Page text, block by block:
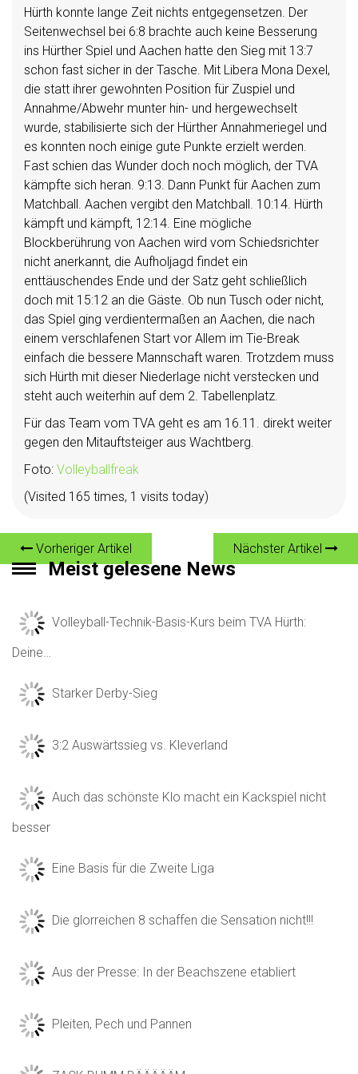
Hürth konnte lange Zeit nichts entgegensetzen. Der
Seitenwechsel bei 6:8 brachte auch keine Besserung
ins Hürther Spiel und Aachen hatte den Sieg mit 13:7
schon fast sicher in der Tasche. Mit Libera Mona Dexel,
die statt ihrer gewohnten Position für Zuspiel und
Annahme/Abwehr munter hin- und hergewechselt
wurde, stabilisierte sich der Hürther Annahmeriegel und
es konnten noch einige gute Punkte erzielt werden.
Fast schien das Wunder doch noch möglich, der TVA
kämpfte sich heran. 9:13. Dann Punkt für Aachen zum
Matchball. Aachen vergibt den Matchball. 10:14. Hürth
kämpft und kämpft, 12:14. Eine mögliche
Blockberührung von Aachen wird vom Schiedsrichter
nicht anerkannt, die Aufholjagd findet ein
enttäuschendes Ende und der Satz geht schließlich
doch mit 15:12 an die Gäste. Ob nun Tusch oder nicht,
das Spiel ging verdientermaßen an Aachen, die nach
einem verschlafenen Start vor Allem im Tie-Break
einfach die bessere Mannschaft waren. Trotzdem muss
sich Hürth mit dieser Niederlage nicht verstecken und
steht auch weiterhin auf dem 2. Tabellenplatz.
Für das Team vom TVA geht es am 16.11. direkt weiter
gegen den Mitauftsteiger aus Wachtberg.
Foto: Volleyballfreak
(Visited 165 times, 1 visits today)
Vorheriger Artikel Nächster Artikel
Meist gelesene News
Volleyball-Technik-Basis-Kurs beim TVA Hürth:
Deine…
Starker Derby-Sieg
3:2 Auswärtssieg vs. Kleverland
Auch das schönste Klo macht ein Kackspiel nicht
besser
Eine Basis für die Zweite Liga
Die glorreichen 8 schaffen die Sensation nicht!!!
Aus der Presse: In der Beachszene etabliert
Pleiten, Pech und Pannen